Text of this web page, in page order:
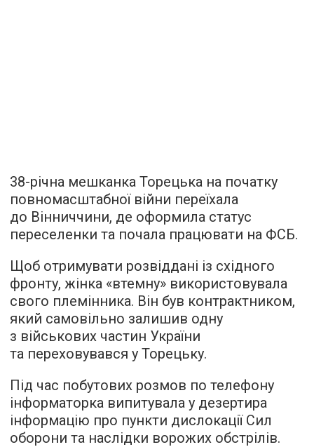
38-річна мешканка Торецька на початку
повномасштабної війни переїхала
до Вінниччини, де оформила статус
переселенки та почала працювати на ФСБ.
Щоб отримувати розвіддані із східного
фронту, жінка «втемну» використовувала
свого племінника. Він був контрактником,
який самовільно залишив одну
з військових частин України
та переховувався у Торецьку.
Під час побутових розмов по телефону
інформаторка випитувала у дезертира
інформацію про пункти дислокації Сил
оборони та наслідки ворожих обстрілів.